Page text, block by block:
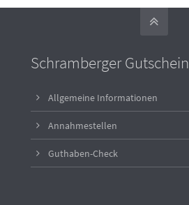
Schramberger Gutschein
Allgemeine Informationen
Annahmestellen
Guthaben-Check